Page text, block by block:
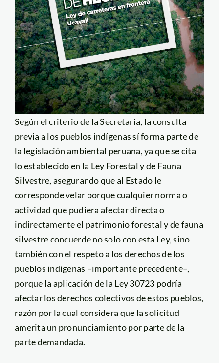
Según el criterio de la Secretaría, la consulta
previa a los pueblos indígenas sí forma parte de
la legislación ambiental peruana, ya que se cita
lo establecido en la Ley Forestal y de Fauna
Silvestre, asegurando que al Estado le
corresponde velar porque cualquier norma o
actividad que pudiera afectar directa o
indirectamente el patrimonio forestal y de fauna
silvestre concuerde no solo con esta Ley, sino
también con el respeto a los derechos de los
pueblos indígenas –importante precedente–,
porque la aplicación de la Ley 30723 podría
afectar los derechos colectivos de estos pueblos,
razón por la cual considera que la solicitud
amerita un pronunciamiento por parte de la
parte demandada.